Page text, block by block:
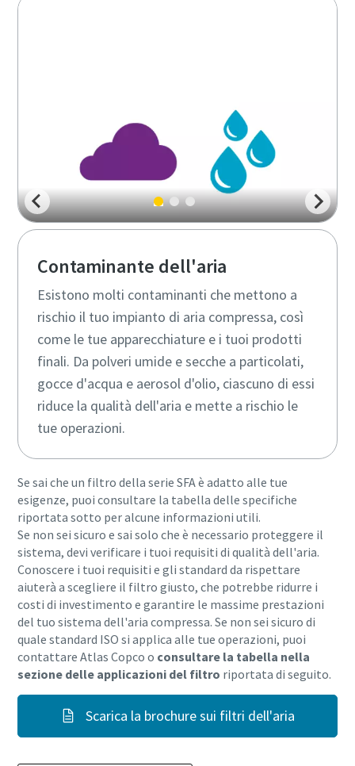
Contaminante dell'aria
Esistono molti contaminanti che mettono a
rischio il tuo impianto di aria compressa, così
come le tue apparecchiature e i tuoi prodotti
finali. Da polveri umide e secche a particolati,
gocce d'acqua e aerosol d'olio, ciascuno di essi
riduce la qualità dell'aria e mette a rischio le
tue operazioni.
Se sai che un filtro della serie SFA è adatto alle tue
esigenze, puoi consultare la tabella delle specifiche
riportata sotto per alcune informazioni utili.
Se non sei sicuro e sai solo che è necessario proteggere il
sistema, devi verificare i tuoi requisiti di qualità dell'aria.
Conoscere i tuoi requisiti e gli standard da rispettare
aiuterà a scegliere il filtro giusto, che potrebbe ridurre i
costi di investimento e garantire le massime prestazioni
del tuo sistema dell'aria compressa. Se non sei sicuro di
quale standard ISO si applica alle tue operazioni, puoi
contattare Atlas Copco o consultare la tabella nella
sezione delle applicazioni del filtro riportata di seguito.
Scarica la brochure sui filtri dell'aria